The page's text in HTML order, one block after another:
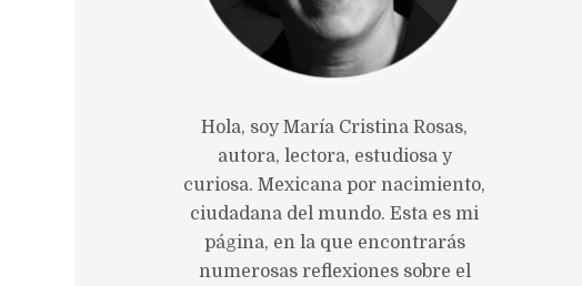
Hola, soy María Cristina Rosas,
autora, lectora, estudiosa y
curiosa. Mexicana por nacimiento,
ciudadana del mundo. Esta es mi
página, en la que encontrarás
numerosas reflexiones sobre el